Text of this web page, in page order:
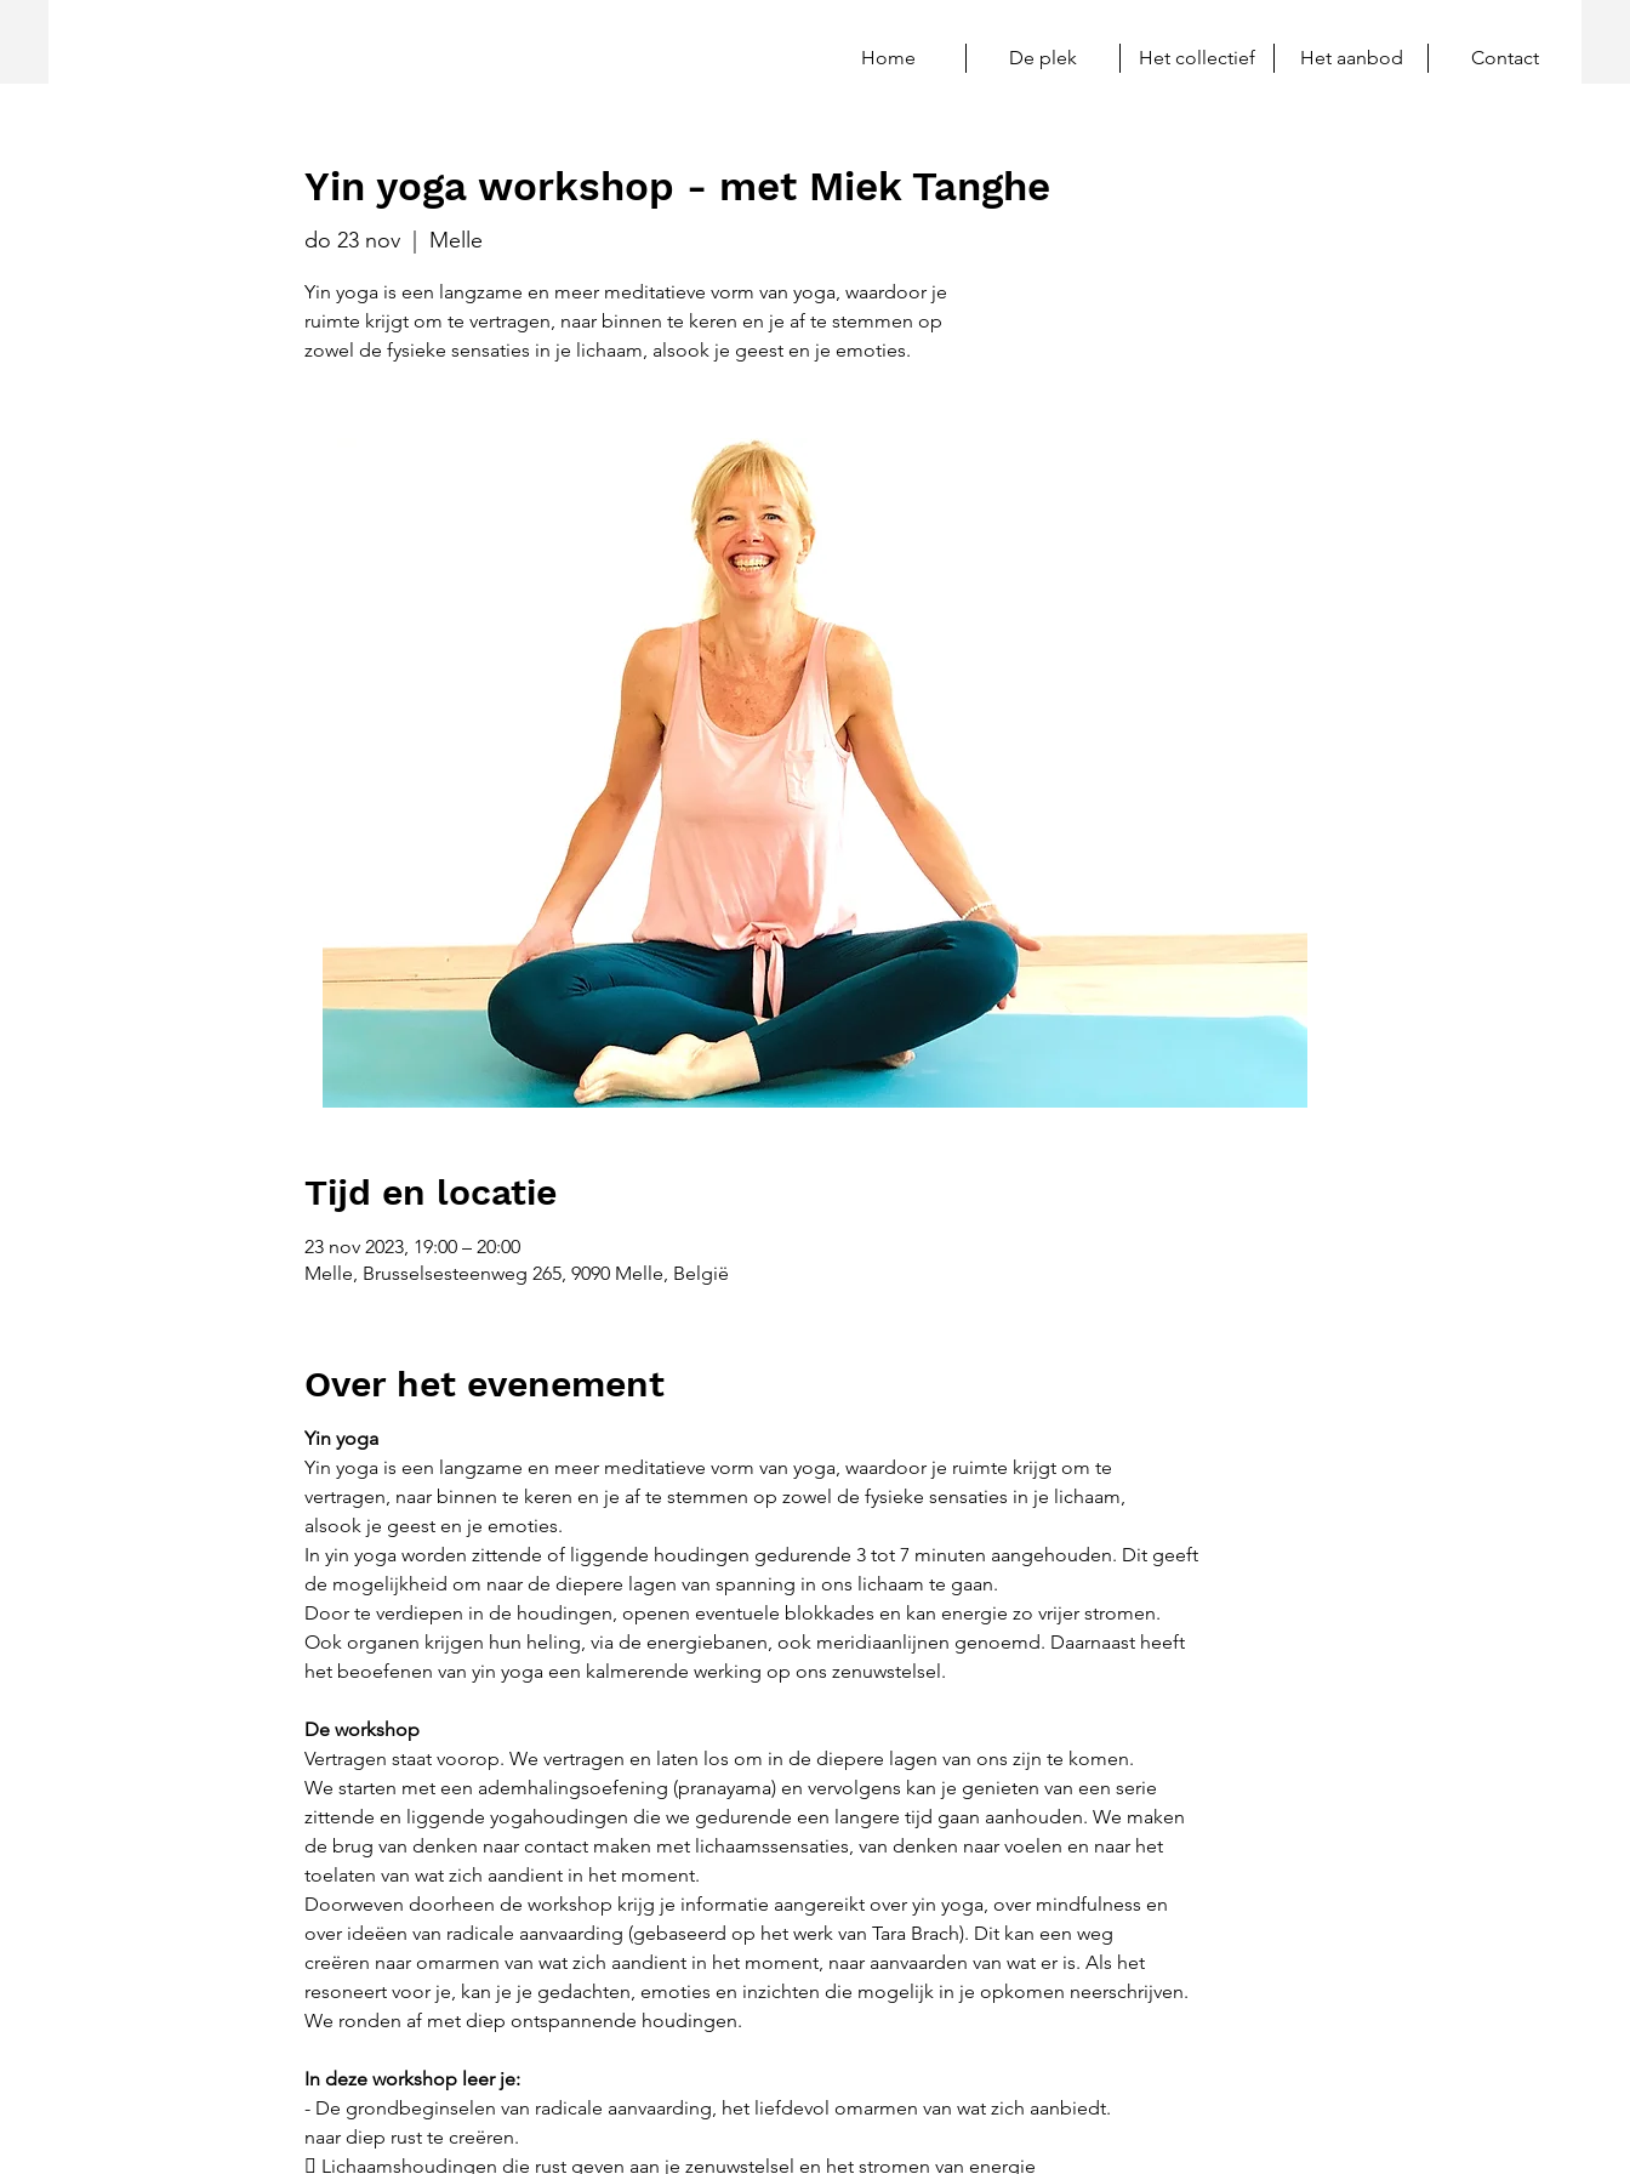
Home De plek Het collectief Het aanbod Contact
Yin yoga workshop - met Miek Tanghe
do 23 nov
  |
Melle
Yin yoga is een langzame en meer meditatieve vorm van yoga, waardoor je
ruimte krijgt om te vertragen, naar binnen te keren en je af te stemmen op
zowel de fysieke sensaties in je lichaam, alsook je geest en je emoties.
Tijd en locatie
23 nov 2023, 19:00 – 20:00
Melle, Brusselsesteenweg 265, 9090 Melle, België
Over het evenement
Yin yoga
Yin yoga is een langzame en meer meditatieve vorm van yoga, waardoor je ruimte krijgt om te
vertragen, naar binnen te keren en je af te stemmen op zowel de fysieke sensaties in je lichaam,
alsook je geest en je emoties.
In yin yoga worden zittende of liggende houdingen gedurende 3 tot 7 minuten aangehouden. Dit geeft
de mogelijkheid om naar de diepere lagen van spanning in ons lichaam te gaan.
Door te verdiepen in de houdingen, openen eventuele blokkades en kan energie zo vrijer stromen.
Ook organen krijgen hun heling, via de energiebanen, ook meridiaanlijnen genoemd. Daarnaast heeft
het beoefenen van yin yoga een kalmerende werking op ons zenuwstelsel.
De workshop
Vertragen staat voorop. We vertragen en laten los om in de diepere lagen van ons zijn te komen.
We starten met een ademhalingsoefening (pranayama) en vervolgens kan je genieten van een serie
zittende en liggende yogahoudingen die we gedurende een langere tijd gaan aanhouden. We maken
de brug van denken naar contact maken met lichaamssensaties, van denken naar voelen en naar het
toelaten van wat zich aandient in het moment.
Doorweven doorheen de workshop krijg je informatie aangereikt over yin yoga, over mindfulness en
over ideëen van radicale aanvaarding (gebaseerd op het werk van Tara Brach). Dit kan een weg
creëren naar omarmen van wat zich aandient in het moment, naar aanvaarden van wat er is. Als het
resoneert voor je, kan je je gedachten, emoties en inzichten die mogelijk in je opkomen neerschrijven.
We ronden af met diep ontspannende houdingen.
In deze workshop leer je:
- De grondbeginselen van radicale aanvaarding, het liefdevol omarmen van wat zich aanbiedt.
naar diep rust te creëren.
 Lichaamshoudingen die rust geven aan je zenuwstelsel en het stromen van energie